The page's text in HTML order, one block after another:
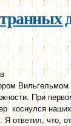
При
коснулся
ответил, что,